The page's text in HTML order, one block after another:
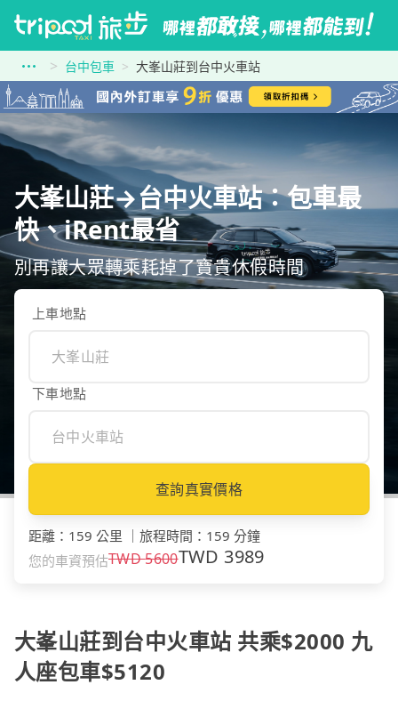
台中包車 大峯山莊到台中火車站
大峯山莊→台中火車站：包車最
快、iRent最省
別再讓大眾轉乘耗掉了寶貴休假時間
上車地點
下車地點
查詢真實價格
距離 ： 159 公里 旅程時間 ： 159 分鐘
您的車資預估TWD5600TWD 3989
大峯山莊到台中火車站 共乘$2000 九
人座包車$5120